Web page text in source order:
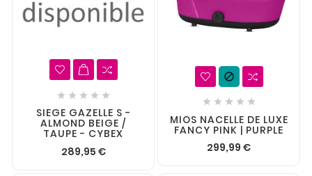
    
SIEGE GAZELLE S -
ALMOND BEIGE /
TAUPE - CYBEX
289,95 €

    
MIOS NACELLE DE LUXE
FANCY PINK | PURPLE
299,99 €